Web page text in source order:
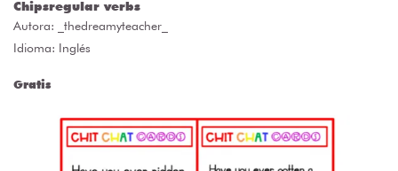
Chipsregular verbs
Autora:
_thedreamyteacher_
Idioma: Inglés
Gratis